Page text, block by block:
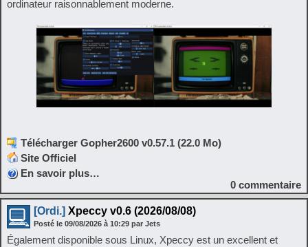
ordinateur raisonnablement moderne.
Télécharger Gopher2600 v0.57.1 (22.0 Mo)
Site Officiel
En savoir plus…
0 commentaire
[Ordi.] Xpeccy v0.6 (2026/08/08)
Posté le 09/08/2026 à 10:29 par Jets
Également disponible sous Linux, Xpeccy est un excellent et